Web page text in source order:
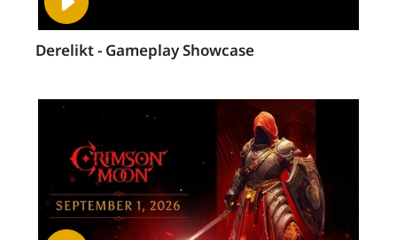
Derelikt - Gameplay Showcase